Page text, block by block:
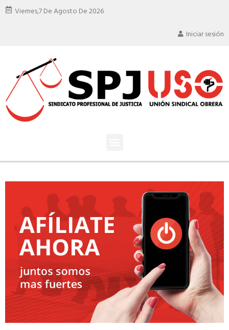
Viernes,7 De Agosto De 2026
Iniciar sesión